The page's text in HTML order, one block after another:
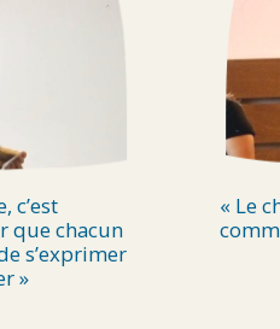
c’est
que chacun
s’exprimer
»
« Le